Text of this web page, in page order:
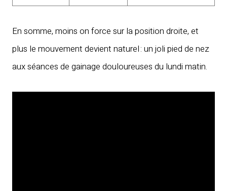
En somme, moins on force sur la position droite, et
plus le mouvement devient naturel : un joli pied de nez
aux séances de gainage douloureuses du lundi matin.